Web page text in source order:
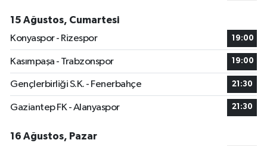
15 Ağustos, Cumartesi
Konyaspor - Rizespor
19:00
Kasımpaşa - Trabzonspor 19:00
Gençlerbirliği S.K. - Fenerbahçe 21:30
Gaziantep FK - Alanyaspor 21:30
16 Ağustos, Pazar